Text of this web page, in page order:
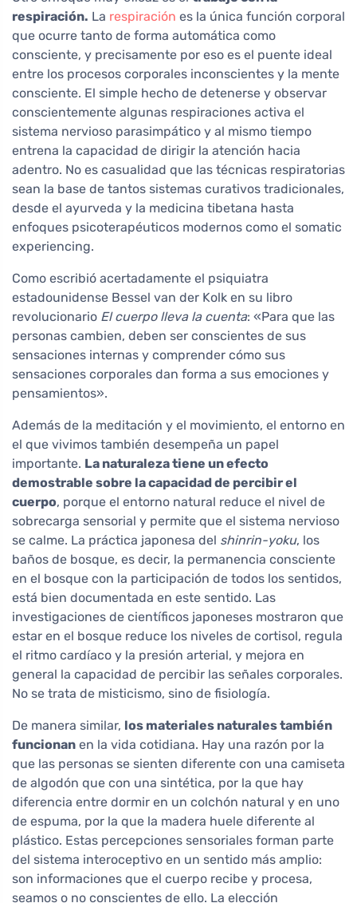
respiración. La respiración es la única función corporal
que ocurre tanto de forma automática como
consciente, y precisamente por eso es el puente ideal
entre los procesos corporales inconscientes y la mente
consciente. El simple hecho de detenerse y observar
conscientemente algunas respiraciones activa el
sistema nervioso parasimpático y al mismo tiempo
entrena la capacidad de dirigir la atención hacia
adentro. No es casualidad que las técnicas respiratorias
sean la base de tantos sistemas curativos tradicionales,
desde el ayurveda y la medicina tibetana hasta
enfoques psicoterapéuticos modernos como el somatic
experiencing.
Como escribió acertadamente el psiquiatra
estadounidense Bessel van der Kolk en su libro
revolucionario El cuerpo lleva la cuenta: «Para que las
personas cambien, deben ser conscientes de sus
sensaciones internas y comprender cómo sus
sensaciones corporales dan forma a sus emociones y
pensamientos».
Además de la meditación y el movimiento, el entorno en
el que vivimos también desempeña un papel
importante. La naturaleza tiene un efecto
demostrable sobre la capacidad de percibir el
cuerpo, porque el entorno natural reduce el nivel de
sobrecarga sensorial y permite que el sistema nervioso
se calme. La práctica japonesa del shinrin-yoku, los
baños de bosque, es decir, la permanencia consciente
en el bosque con la participación de todos los sentidos,
está bien documentada en este sentido. Las
investigaciones de científicos japoneses mostraron que
estar en el bosque reduce los niveles de cortisol, regula
el ritmo cardíaco y la presión arterial, y mejora en
general la capacidad de percibir las señales corporales.
No se trata de misticismo, sino de fisiología.
De manera similar, los materiales naturales también
funcionan en la vida cotidiana. Hay una razón por la
que las personas se sienten diferente con una camiseta
de algodón que con una sintética, por la que hay
diferencia entre dormir en un colchón natural y en uno
de espuma, por la que la madera huele diferente al
plástico. Estas percepciones sensoriales forman parte
del sistema interoceptivo en un sentido más amplio:
son informaciones que el cuerpo recibe y procesa,
seamos o no conscientes de ello. La elección